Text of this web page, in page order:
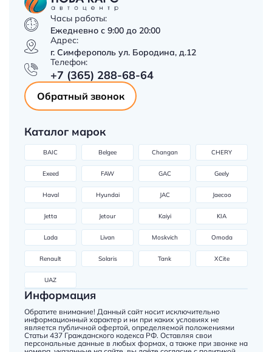
Часы работы:
Ежедневно с 9:00 до 20:00
Адрес:
г. Симферополь ул. Бородина, д.12
Телефон:
+7 (365) 288-68-64
Обратный звонок
Каталог марок
BAIC Belgee Changan CHERY
Exeed FAW GAC Geely
Haval Hyundai JAC Jaecoo
Jetta Jetour Kaiyi KIA
Lada Livan Moskvich Omoda
Renault Solaris Tank XCite
UAZ
Информация
Обратите внимание! Данный сайт носит исключительно
информационный характер и ни при каких условиях не
является публичной офертой, определяемой положениями
Статьи 437 Гражданского кодекса РФ. Оставляя свои
персональные данные в любых формах, а также при звонке на